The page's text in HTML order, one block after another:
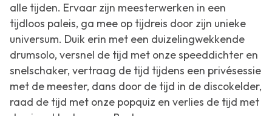
alle tijden. Ervaar zijn meesterwerken in een
tijdloos paleis, ga mee op tijdreis door zijn unieke
universum. Duik erin met een duizelingwekkende
drumsolo, versnel de tijd met onze speeddichter en
snelschaker, vertraag de tijd tijdens een privésessie
met de meester, dans door de tijd in de discokelder,
raad de tijd met onze popquiz en verlies de tijd met